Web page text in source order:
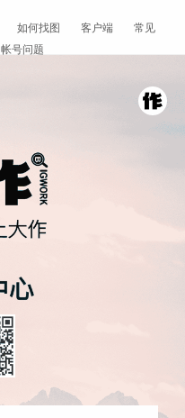
如何找图 客户端
常见
帐号问题